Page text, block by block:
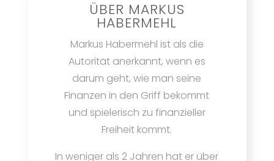
ÜBER MARKUS
HABERMEHL
Markus Habermehl ist als die
Autorität anerkannt, wenn es
darum geht, wie man seine
Finanzen in den Griff bekommt
und spielerisch zu finanzieller
Freiheit kommt.
In weniger als 2 Jahren hat er über